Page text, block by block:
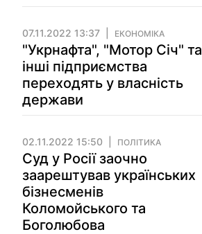
07.11.2022 13:37 ЕКОНОМІКА
"Укрнафта", "Мотор Січ" та
інші підприємства
переходять у власність
держави
02.11.2022 15:50 ПОЛІТИКА
Суд у Росії заочно
заарештував українських
бізнесменів
Коломойського та
Боголюбова